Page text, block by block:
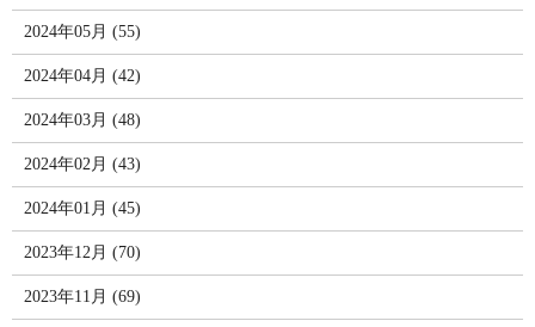
2024年05月 (55)
2024年04月 (42)
2024年03月 (48)
2024年02月 (43)
2024年01月 (45)
2023年12月 (70)
2023年11月 (69)